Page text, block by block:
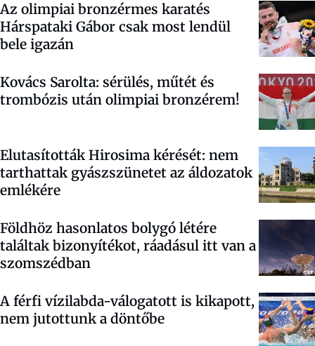
Az olimpiai bronzérmes karatés
Hárspataki Gábor csak most lendül
bele igazán
Kovács Sarolta: sérülés, műtét és
trombózis után olimpiai bronzérem!
Elutasították Hirosima kérését: nem
tarthattak gyászszünetet az áldozatok
emlékére
Földhöz hasonlatos bolygó létére
találtak bizonyítékot, ráadásul itt van a
szomszédban
A férfi vízilabda-válogatott is kikapott,
nem jutottunk a döntőbe